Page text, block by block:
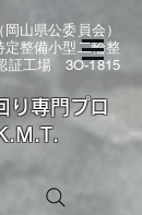
山県公委員会）
定整備小型二輪整
証工場 3O-1815
り専門プロ